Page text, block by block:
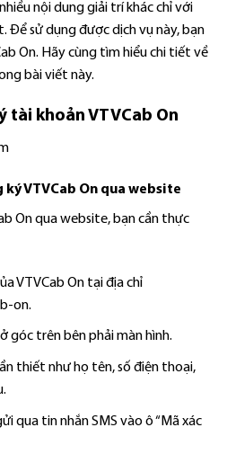
nội dung giải trí khác chỉ với
sử dụng được dịch vụ này, bạn
On. Hãy cùng tìm hiểu chi tiết về
bài viết này.
tài khoản VTVCab On
ký VTVCab On qua website
On qua website, bạn cần thực
VTVCab On tại địa chỉ
on.
góc trên bên phải màn hình.
thiết như họ tên, số điện thoại,
qua tin nhắn SMS vào ô “Mã xác